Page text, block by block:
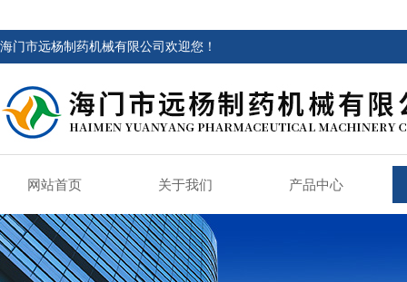
海门市远杨制药机械有限公司欢迎您！
网站首页 关于我们 产品中心